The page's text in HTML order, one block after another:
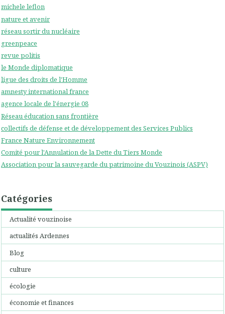
michele leflon
nature et avenir
réseau sortir du nucléaire
greenpeace
revue politis
le Monde diplomatique
ligue des droits de l'Homme
amnesty international france
agence locale de l'énergie 08
Réseau éducation sans frontière
collectifs de défense et de développement des Services Publics
France Nature Environnement
Comité pour l'Annulation de la Dette du Tiers Monde
Association pour la sauvegarde du patrimoine du Vouzinois (ASPV)
Catégories
Actualité vouzinoise
actualités Ardennes
Blog
culture
écologie
économie et finances